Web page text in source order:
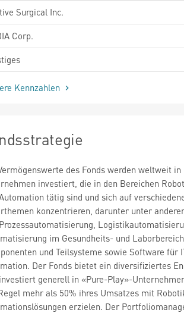
Surgical Inc.
Corp.
Kennzahlen
des Fonds werden weltweit
investiert, die in den Bereichen
tätig sind und sich auf
konzentrieren, darunter unter
im Gesundheits- und
und Teilsysteme sowie Software für
Der Fonds bietet ein diversifiziertes
generell in «Pure-Play»-
mehr als 50% ihres Umsatzes mit
erzielen. Der